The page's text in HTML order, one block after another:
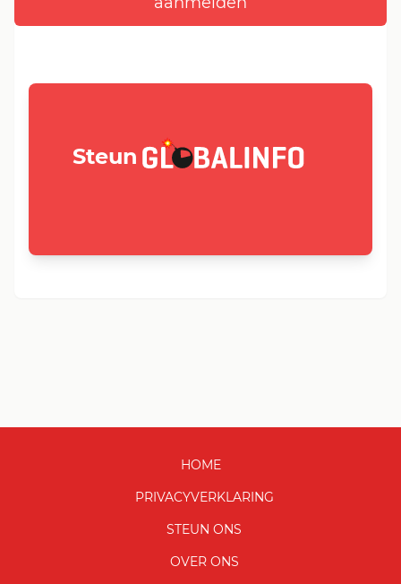
Steun GLOBALINFO.nl
HOME
PRIVACYVERKLARING
STEUN ONS
OVER ONS